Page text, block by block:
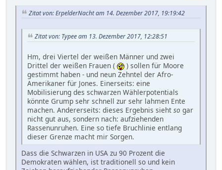
Zitat von: ErpelderNacht am 14. Dezember 2017, 19:19:42
Zitat von: Typee am 13. Dezember 2017, 12:28:51
Hm, drei Viertel der weißen Männer und zwei
Drittel der weißen Frauen (
) sollen für Moore
gestimmt haben - und neun Zehntel der Afro-
Amerikaner für Jones. Einerseits: eine
Mobilisierung des schwarzen Wählerpotentials
könnte Grump sehr schnell zur sehr lahmen Ente
machen. Andererseits: dieses Ergebnis sieht so gar
nicht gut aus, sondern nach: aufziehenden
Rassenunruhen. Eine so tiefe Bruchlinie entlang
dieser Grenze macht mir Sorgen.
Dass die Schwarzen in USA zu 90 Prozent die
Demokraten wählen, ist traditionell so und kein